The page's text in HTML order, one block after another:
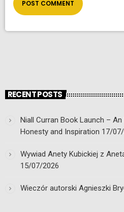
RECENT POSTS
Niall Curran Book Launch –
Honesty and Inspiration 17/
Wywiad Anety Kubickiej z
15/07/2026
Wieczór autorski Agnieszki